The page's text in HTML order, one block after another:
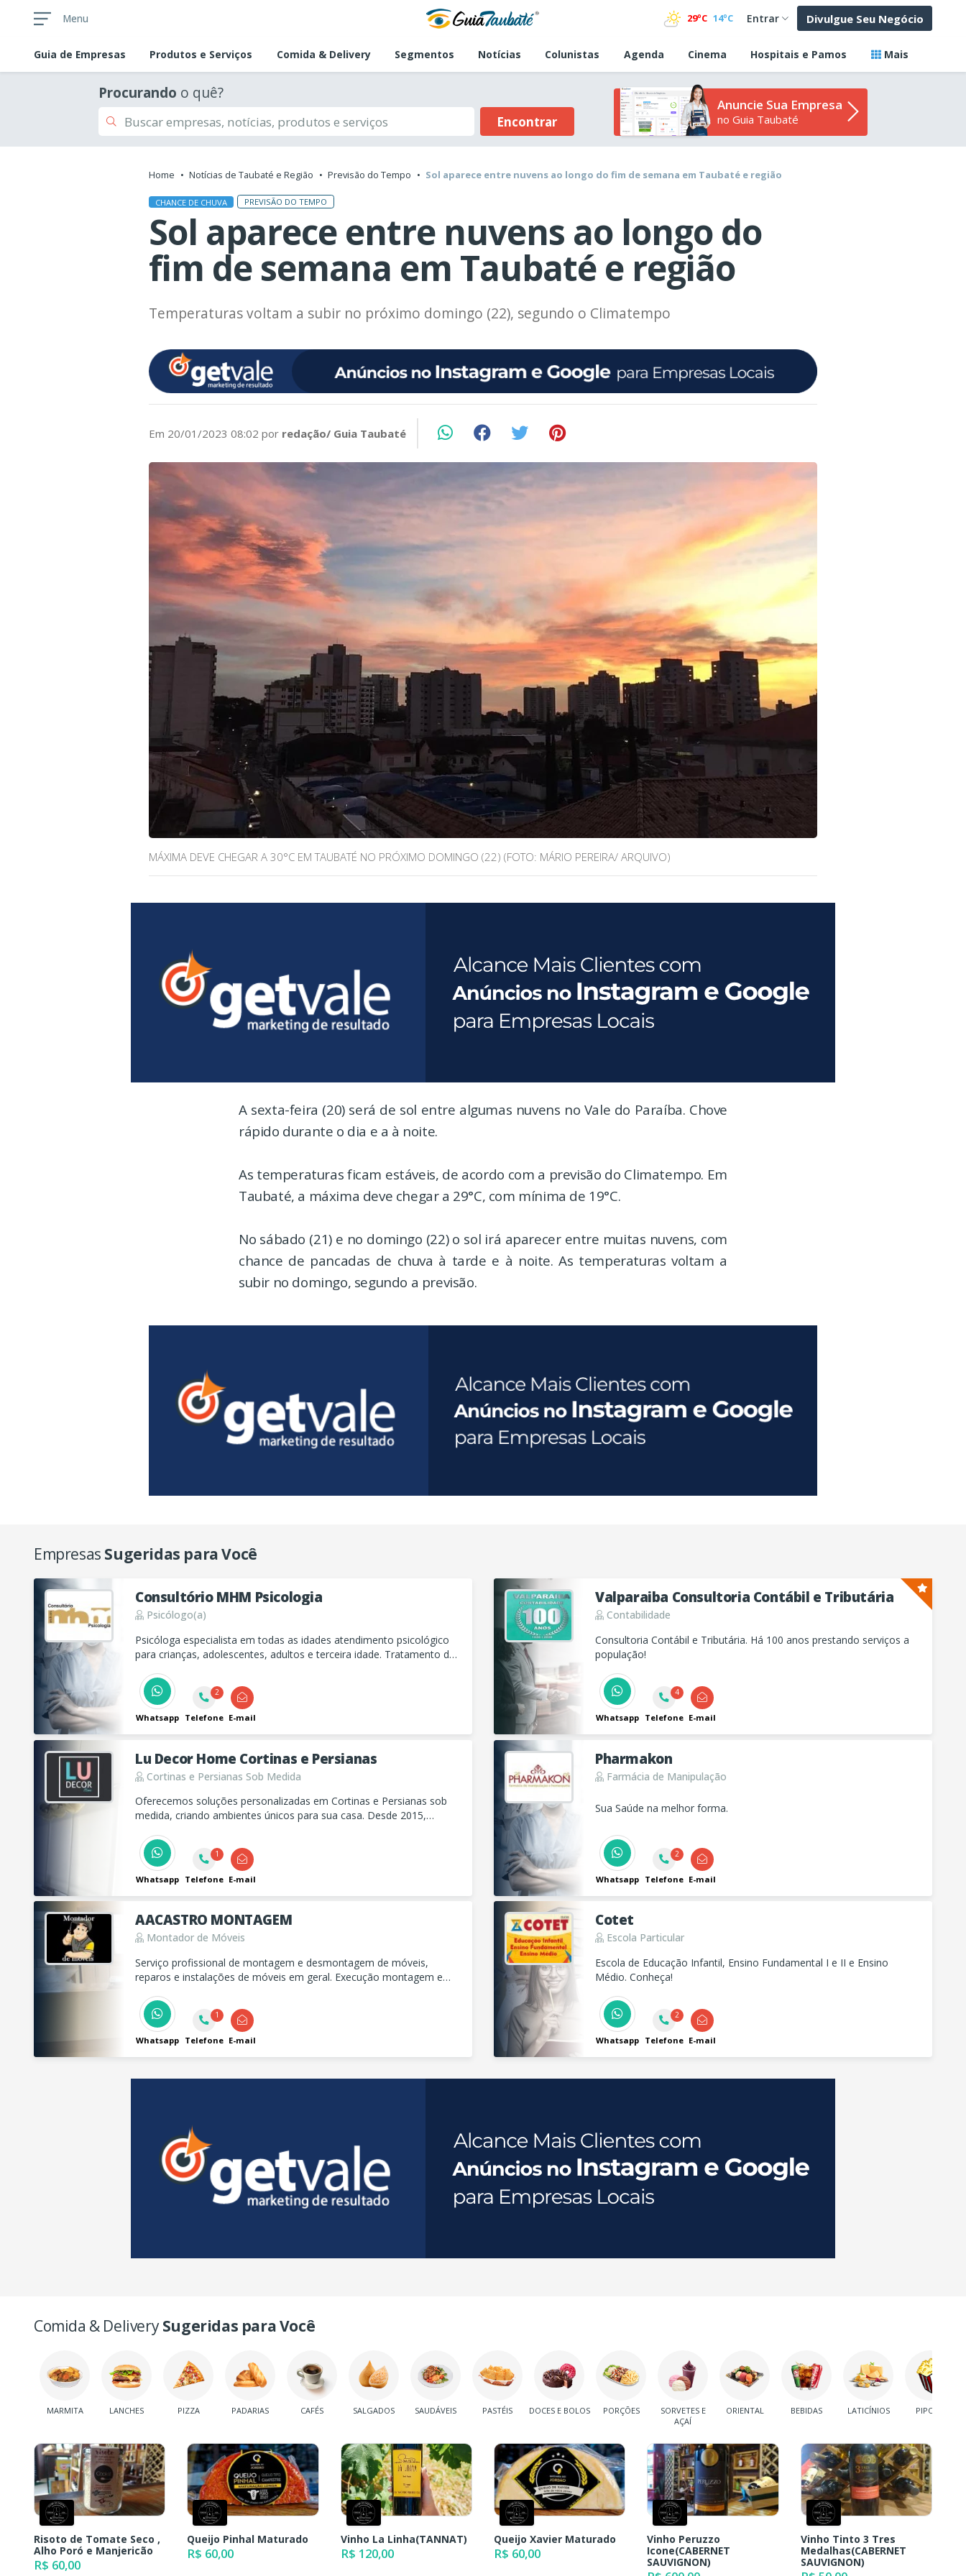
Menu 29ºC 14ºC Entrar Divulgue Seu Negócio
Guia de Empresas Produtos e Serviços Comida & Delivery Segmentos Notícias Colunistas Agenda Cinema Hospitais e Pamos Mais
Procurando o quê?
Encontrar
Anuncie Sua Empresa
no Guia Taubaté
Home Notícias de Taubaté e Região Previsão do Tempo Sol aparece entre nuvens ao longo do fim de semana em Taubaté e região
CHANCE DE CHUVA PREVISÃO DO TEMPO
Sol aparece entre nuvens ao longo do
fim de semana em Taubaté e região
Temperaturas voltam a subir no próximo domingo (22), segundo o Climatempo
Em 20/01/2023 08:02 por redação/ Guia Taubaté
MÁXIMA DEVE CHEGAR A 30°C EM TAUBATÉ NO PRÓXIMO DOMINGO (22) (FOTO: MÁRIO PEREIRA/ ARQUIVO)
A sexta-feira (20) será de sol entre algumas nuvens no Vale do Paraíba. Chove
rápido durante o dia e a à noite.
As temperaturas ficam estáveis, de acordo com a previsão do Climatempo. Em
Taubaté, a máxima deve chegar a 29°C, com mínima de 19°C.
No sábado (21) e no domingo (22) o sol irá aparecer entre muitas nuvens, com
chance de pancadas de chuva à tarde e à noite. As temperaturas voltam a
subir no domingo, segundo a previsão.
Empresas Sugeridas para Você
Consultório MHM Psicologia
Psicólogo(a)
Psicóloga especialista em todas as idades atendimento psicológico
para crianças, adolescentes, adultos e terceira idade. Tratamento de
Whatsapp
2
Telefone E-mail
Valparaiba Consultoria Contábil e Tributária
Contabilidade
Consultoria Contábil e Tributária. Há 100 anos prestando serviços a
população!
Whatsapp
4
Telefone E-mail
Lu Decor Home Cortinas e Persianas
Cortinas e Persianas Sob Medida
Oferecemos soluções personalizadas em Cortinas e Persianas sob
medida, criando ambientes únicos para sua casa. Desde 2015,
Whatsapp
1
Telefone E-mail
Pharmakon
Farmácia de Manipulação
Sua Saúde na melhor forma.
Whatsapp
2
Telefone E-mail
AACASTRO MONTAGEM
Montador de Móveis
Serviço profissional de montagem e desmontagem de móveis,
reparos e instalações de móveis em geral. Execução montagem e
etc
Whatsapp
1
Telefone E-mail
Cotet
Escola Particular
Escola de Educação Infantil, Ensino Fundamental I e II e Ensino
Médio. Conheça!
Whatsapp
2
Telefone E-mail
Comida & DeliverySugeridas para Você
MARMITA LANCHES PIZZA PADARIAS CAFÉS SALGADOS SAUDÁVEIS PASTÉIS DOCES E BOLOS PORÇÕES
SORVETES E
AÇAÍ
ORIENTAL BEBIDAS LATICÍNIOS PIPOCA
Risoto de Tomate Seco ,
Alho Poró e Manjericão
R$ 60,00
Queijo Pinhal Maturado
R$ 60,00
Vinho La Linha(TANNAT)
R$ 120,00
Queijo Xavier Maturado
R$ 60,00
Vinho Peruzzo
Icone(CABERNET
SAUVIGNON)
Vinho Tinto 3 Tres
Medalhas(CABERNET
SAUVIGNON)